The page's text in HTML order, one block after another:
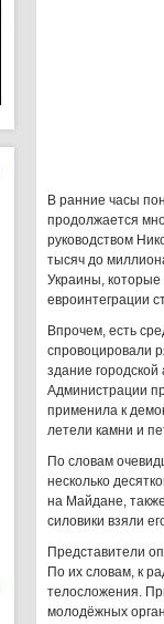
В ранние часы
продолжается
руководством
тысяч до
Украины, которые
евроинтеграции
Впрочем, есть
спровоцировали
здание
Администрации
применила к
летели камни и
По словам
несколько
на Майдане,
силовики взяли
Представители
По их словам, к
телосложения.
молодёжных